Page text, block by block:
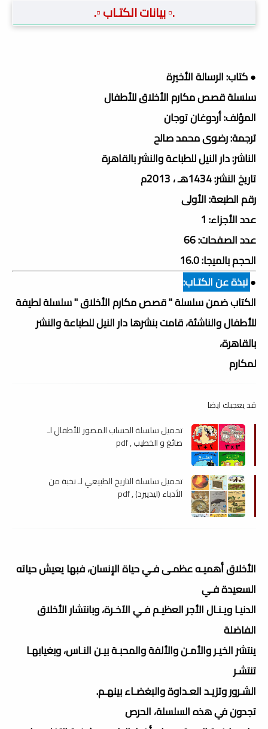
.▫️ بيانات الكتـاب ▫️.
● كتاب: الرسالة الأخيرة
سلسلة قصص مكارم الأخلاق للأطفال
المؤلف: أردوغان توجان
ترجمة: رضوى محمد صالح
الناشر: دار النيل للطباعة والنشر بالقاهرة
تاريخ النشر: 1434هـ ، 2013م
رقم الطبعة: الأولى
عدد الأجزاء: 1
عدد الصفحات: 66
الحجم بالميجا: 16.0
●نبذة عن الكتـاب:
الكتاب ضمن سلسلة " قصص مكارم الأخلاق " سلسلة لطيفة
للأطفال والناشئة، قامت بنشرها دار النيل للطباعة والنشر
بالقاهرة،
لمكارم
قد يعجبك ايضا
تحميل سلسلة الحساب المصور للأطفال لـ
صائغ و الخطيب , pdf
تحميل سلسلة التاريخ الطبيعي لـ نخبة من
الأدباء (ليديبرد) , pdf
الأخلاق أهميـه عظمـى فـي حياة الإنسان، فبها يعيش حياته
السعيدة فـي
الدنيـا ويـنـال الأجر العظيـم فـي الآخـرة، وبانتشار الأخلاق
الفاضلة
ينتشر الخيـر والأمـن والألفة والمحبـة بيـن النـاس، وبغيابهـا
تنتشـر
الشـرور وتزيـد العـداوة والبغضـاء بينهـم.
تجدون في هذه السلسلة، الحرص